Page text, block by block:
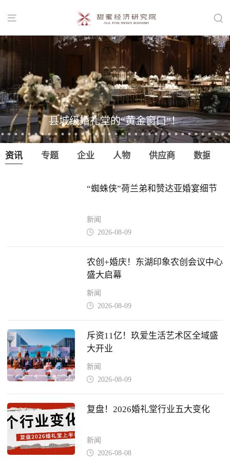
 
县城级婚礼堂的“黄金窗口”！
资讯 专题 企业 人物 供应商 数据
“蜘蛛侠”荷兰弟和赞达亚婚宴细节
新闻
 2026-08-09
农创+婚庆！东湖印象农创会议中心
盛大启幕
新闻
 2026-08-09
斥资11亿！玖爱生活艺术区全域盛
大开业
新闻
 2026-08-09
复盘！2026婚礼堂行业五大变化
新闻
 2026-08-08